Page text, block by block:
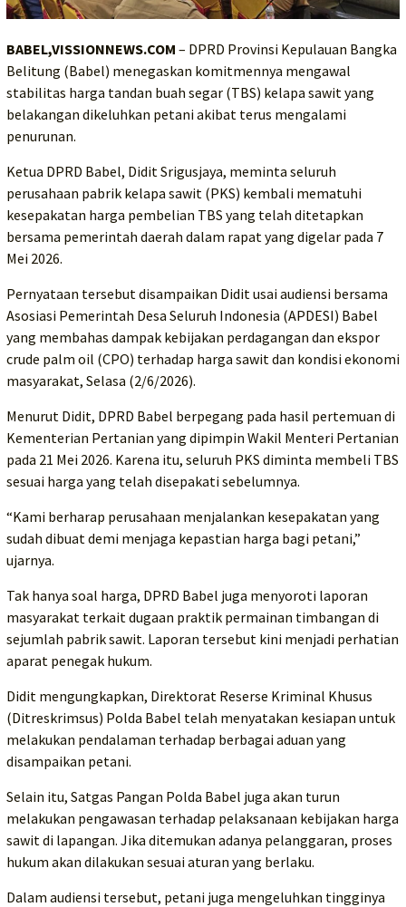
BABEL,VISSIONNEWS.COM – DPRD Provinsi Kepulauan Bangka
Belitung (Babel) menegaskan komitmennya mengawal
stabilitas harga tandan buah segar (TBS) kelapa sawit yang
belakangan dikeluhkan petani akibat terus mengalami
penurunan.
Ketua DPRD Babel, Didit Srigusjaya, meminta seluruh
perusahaan pabrik kelapa sawit (PKS) kembali mematuhi
kesepakatan harga pembelian TBS yang telah ditetapkan
bersama pemerintah daerah dalam rapat yang digelar pada 7
Mei 2026.
Pernyataan tersebut disampaikan Didit usai audiensi bersama
Asosiasi Pemerintah Desa Seluruh Indonesia (APDESI) Babel
yang membahas dampak kebijakan perdagangan dan ekspor
crude palm oil (CPO) terhadap harga sawit dan kondisi ekonomi
masyarakat, Selasa (2/6/2026).
Menurut Didit, DPRD Babel berpegang pada hasil pertemuan di
Kementerian Pertanian yang dipimpin Wakil Menteri Pertanian
pada 21 Mei 2026. Karena itu, seluruh PKS diminta membeli TBS
sesuai harga yang telah disepakati sebelumnya.
“Kami berharap perusahaan menjalankan kesepakatan yang
sudah dibuat demi menjaga kepastian harga bagi petani,”
ujarnya.
Tak hanya soal harga, DPRD Babel juga menyoroti laporan
masyarakat terkait dugaan praktik permainan timbangan di
sejumlah pabrik sawit. Laporan tersebut kini menjadi perhatian
aparat penegak hukum.
Didit mengungkapkan, Direktorat Reserse Kriminal Khusus
(Ditreskrimsus) Polda Babel telah menyatakan kesiapan untuk
melakukan pendalaman terhadap berbagai aduan yang
disampaikan petani.
Selain itu, Satgas Pangan Polda Babel juga akan turun
melakukan pengawasan terhadap pelaksanaan kebijakan harga
sawit di lapangan. Jika ditemukan adanya pelanggaran, proses
hukum akan dilakukan sesuai aturan yang berlaku.
Dalam audiensi tersebut, petani juga mengeluhkan tingginya